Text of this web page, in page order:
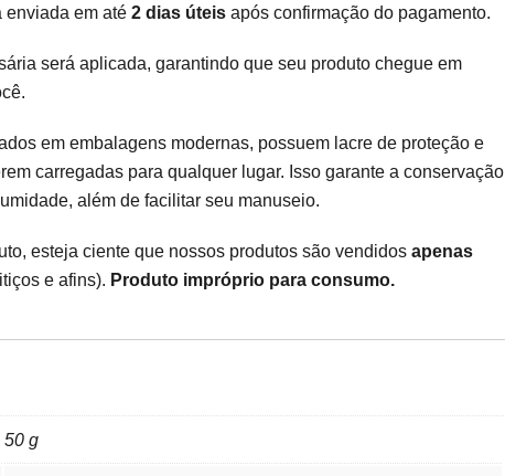
enviada em até 2 dias úteis após confirmação do pagamento.
será aplicada, garantindo que seu produto chegue em
em embalagens modernas, possuem lacre de proteção e
carregadas para qualquer lugar. Isso garante a conservação
além de facilitar seu manuseio.
esteja ciente que nossos produtos são vendidos apenas
e afins). Produto impróprio para consumo.
50 g